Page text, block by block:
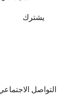
يشترك
التواصل